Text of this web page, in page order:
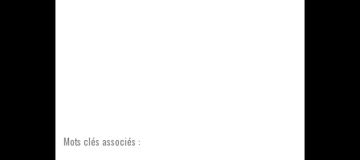
Mots clés associés :